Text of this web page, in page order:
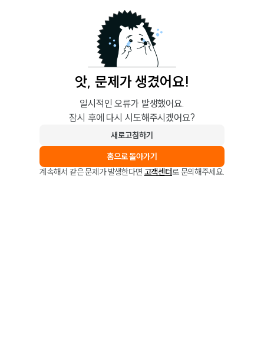
앗, 문제가 생겼어요!
일시적인 오류가 발생했어요.
잠시 후에 다시 시도해주시겠어요?
새로고침하기
홈으로 돌아가기
계속해서 같은 문제가 발생한다면 고객센터로 문의해주세요.